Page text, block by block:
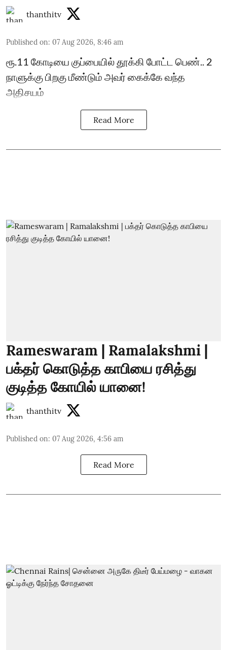
thanthitv
Published on: 07 Aug 2026, 8:46 am
ரூ.11 கோடியை குப்பையில் தூக்கி போட்ட பெண்.. 2
நாளுக்கு பிறகு மீண்டும் அவர் கைக்கே வந்த
அதிசயம்
Read More
Rameswaram | Ramalakshmi |
பக்தர் கொடுத்த காபியை ரசித்து
குடித்த கோயில் யானை!
thanthitv
Published on: 07 Aug 2026, 4:56 am
Read More